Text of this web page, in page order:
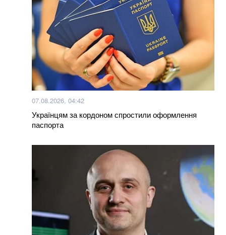
07.08.2026, 04:42
Українцям за кордоном спростили оформлення
паспорта